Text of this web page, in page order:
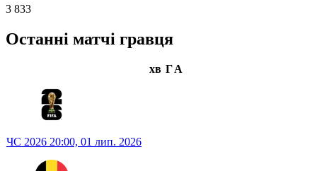
3 833
Останні матчі гравця
хв ГА
ЧС 2026 20:00, 01 лип. 2026